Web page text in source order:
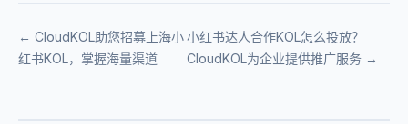
← CloudKOL助您招募上海小
红书KOL，掌握海量渠道
小红书达人合作KOL怎么投放？
CloudKOL为企业提供推广服务 →